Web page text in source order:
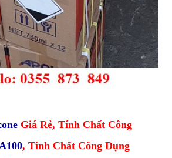
Giá Rẻ, Tính Chất Công
, Tính Chất Công Dụng